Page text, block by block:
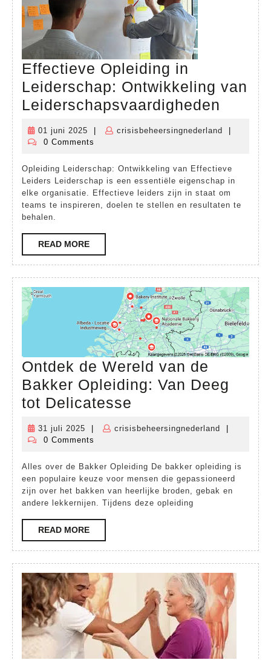
Effectieve Opleiding in
Leiderschap: Ontwikkeling van
Leiderschapsvaardigheden
in
van
01 juni 2025
01
juni
crisisbeheersingnederland
0 Comments
Opleiding Leiderschap: Ontwikkeling van Effectieve
Leiders Leiderschap is een essentiële eigenschap in
elke organisatie. Effectieve leiders zijn in staat om
teams te inspireren, doelen te stellen en resultaten te
behalen.
READ MOREREAD
MORE
Ontdek de Wereld van de
Bakker Opleiding: Van Deeg
tot Delicatesse
Wereld
de
Bakker
Opleiding:
Deeg
tot
Delicatesse
31 juli 2025
31
juli
crisisbeheersingnederland
0 Comments
Alles over de Bakker Opleiding De bakker opleiding is
een populaire keuze voor mensen die gepassioneerd
zijn over het bakken van heerlijke broden, gebak en
andere lekkernijen. Tijdens deze opleiding
READ MOREREAD
MORE